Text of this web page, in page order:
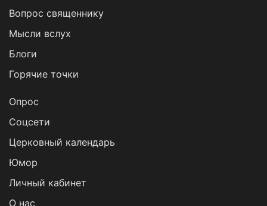
Вопрос священнику
Мысли вслух
Блоги
Горячие точки
Опрос
Cоцсети
Церковный календарь
Юмор
Личный кабинет
О нас